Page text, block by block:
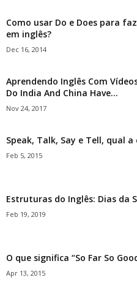
Como usar Do e Does para
em inglês?
Dec 16, 2014
Aprendendo Inglês Com
Do India And China Have...
Nov 24, 2017
Speak, Talk, Say e Tell, qual
Feb 5, 2015
Estruturas do Inglês: Dias da
Feb 19, 2019
O que significa “So Far So
Apr 13, 2015